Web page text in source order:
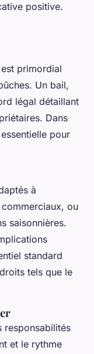
positive.
est primordial
Un bail,
légal détaillant
Dans
pour
à
ou
saisonnières.
standard
tels que le
responsabilités
et le rythme